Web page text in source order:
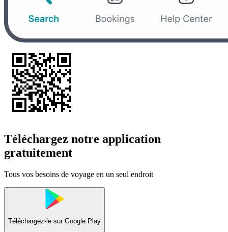
Téléchargez notre application
gratuitement
Tous vos besoins de voyage en un seul endroit
Téléchargez-le sur Google Play